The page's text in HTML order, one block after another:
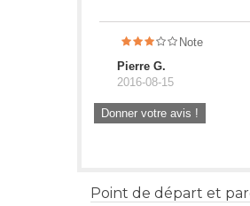
Note
Pierre G.
2016-08-15
Donner votre avis !
Point de départ et